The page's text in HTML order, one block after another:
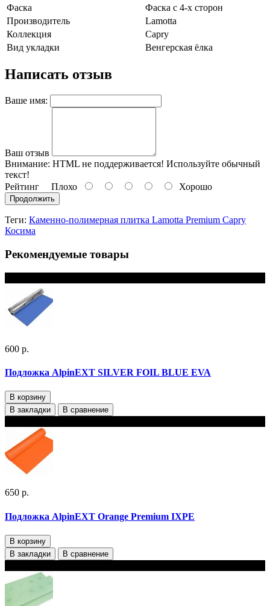
Фаска
Фаска с 4-х сторон
Производитель
Lamotta
Коллекция
Capry
Вид укладки
Венгерская ёлка
Написать отзыв
Ваше имя:
Ваш отзыв
Внимание: HTML не поддерживается! Используйте обычный
текст!
Рейтинг Плохо Хорошо
Продолжить
Теги: Каменно-полимерная плитка Lamotta Premium Capry
Косима
Рекомендуемые товары
600 р.
Подложка AlpinEXT SILVER FOIL BLUE EVA
В корзину
В закладки
В сравнение
650 р.
Подложка AlpinEXT Orange Premium IXPE
В корзину
В закладки
В сравнение